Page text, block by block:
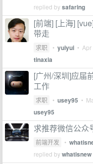
replied bysafaring
[前端] [上海]
带走
求职 • yuiyui •
tinaxia
[广州/深圳]应届
工作
求职 • usey95 •
usey95
求推荐微信公众
前端开发 •
replied bywhatisnew